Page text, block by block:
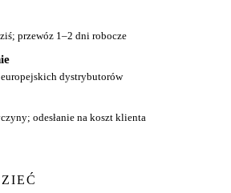
przewóz 1–2 dni robocze
dystrybutorów
odesłanie na koszt klienta